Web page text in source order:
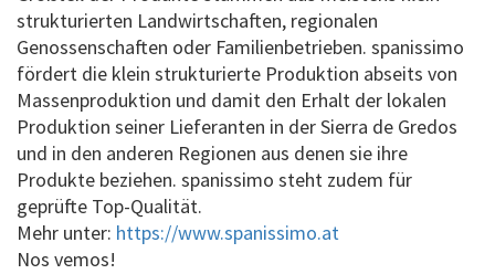
strukturierten Landwirtschaften, regionalen
Genossenschaften oder Familienbetrieben. spanissimo
fördert die klein strukturierte Produktion abseits von
Massenproduktion und damit den Erhalt der lokalen
Produktion seiner Lieferanten in der Sierra de Gredos
und in den anderen Regionen aus denen sie ihre
Produkte beziehen. spanissimo steht zudem für
geprüfte Top-Qualität.
Mehr unter: https://www.spanissimo.at
Nos vemos!